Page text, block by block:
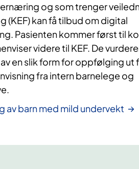
og som trenger
kan få tilbud om digital
Pasienten kommer først til
videre til KEF. De
en slik form for oppfølging ut
fra intern barnelege og
av barn med mild undervekt